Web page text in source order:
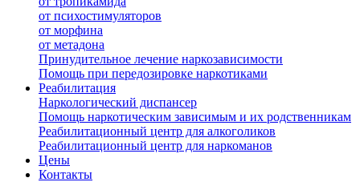
от психостимуляторов
от морфина
от метадона
Принудительное лечение наркозависимости
Помощь при передозировке наркотиками
Реабилитация
Наркологический диспансер
Помощь наркотическим зависимым и их родственникам
Реабилитационный центр для алкоголиков
Реабилитационный центр для наркоманов
Цены
Контакты